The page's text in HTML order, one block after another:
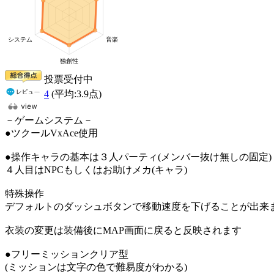
投票受付中
4 (平均:3.9点)
－ゲームシステム－
●ツクールVxAce使用
●操作キャラの基本は３人パーティ(メンバー抜け無しの固定)
４人目はNPCもしくはお助けメカ(キャラ)
特殊操作
デフォルトのダッシュボタンで移動速度を下げることが出来
衣装の変更は装備後にMAP画面に戻ると反映されます
●フリーミッションクリア型
(ミッションは文字の色で難易度がわかる)